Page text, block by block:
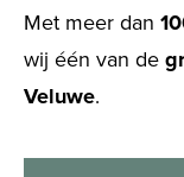
Met meer dan
wij één van de
Veluwe.